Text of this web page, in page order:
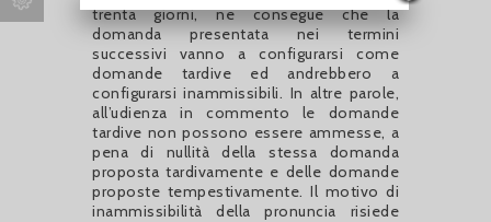
trenta giorni, ne consegue che la
domanda presentata nei termini
successivi vanno a configurarsi come
domande tardive ed andrebbero a
configurarsi inammissibili. In altre parole,
all’udienza in commento le domande
tardive non possono essere ammesse, a
pena di nullità della stessa domanda
proposta tardivamente e delle domande
proposte tempestivamente. Il motivo di
inammissibilità della pronuncia risiede